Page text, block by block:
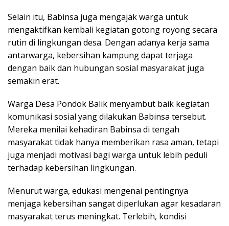
Selain itu, Babinsa juga mengajak warga untuk
mengaktifkan kembali kegiatan gotong royong secara
rutin di lingkungan desa. Dengan adanya kerja sama
antarwarga, kebersihan kampung dapat terjaga
dengan baik dan hubungan sosial masyarakat juga
semakin erat.
Warga Desa Pondok Balik menyambut baik kegiatan
komunikasi sosial yang dilakukan Babinsa tersebut.
Mereka menilai kehadiran Babinsa di tengah
masyarakat tidak hanya memberikan rasa aman, tetapi
juga menjadi motivasi bagi warga untuk lebih peduli
terhadap kebersihan lingkungan.
Menurut warga, edukasi mengenai pentingnya
menjaga kebersihan sangat diperlukan agar kesadaran
masyarakat terus meningkat. Terlebih, kondisi